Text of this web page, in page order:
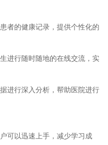
者的健康记录，提供个性化的
进行随时随地的在线交流，实
进行深入分析，帮助医院进行
可以迅速上手，减少学习成